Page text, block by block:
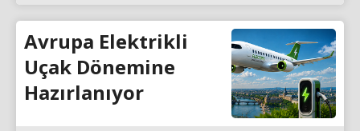
Avrupa Elektrikli
Uçak Dönemine
Hazırlanıyor